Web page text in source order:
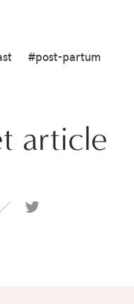
#post-partum
article